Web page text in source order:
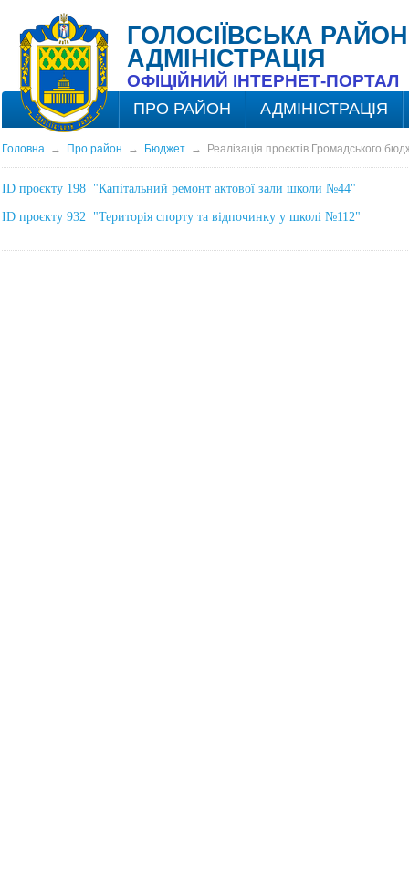
ГОЛОСІЇВСЬКА
АДМІНІСТРАЦІЯ
ОФІЦІЙНИЙ ІНТЕРНЕТ-ПОРТАЛ
ПРО РАЙОН АДМІНІСТРАЦІЯ
Головна→ Про район → Бюджет→ Реалізація проєктів Громадського
ID проєкту 198 "Капітальний ремонт актової зали школи №44"
ID проєкту 932 "Територія спорту та відпочинку у школі №112"